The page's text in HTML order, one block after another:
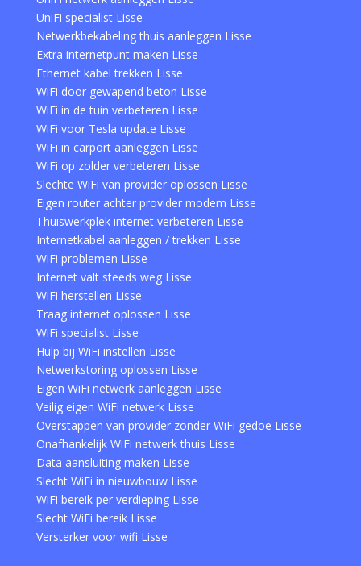
UniFi specialist Lisse
Netwerkbekabeling thuis aanleggen Lisse
Extra internetpunt maken Lisse
Ethernet kabel trekken Lisse
WiFi door gewapend beton Lisse
WiFi in de tuin verbeteren Lisse
WiFi voor Tesla update Lisse
WiFi in carport aanleggen Lisse
WiFi op zolder verbeteren Lisse
Slechte WiFi van provider oplossen Lisse
Eigen router achter provider modem Lisse
Thuiswerkplek internet verbeteren Lisse
Internetkabel aanleggen / trekken Lisse
WiFi problemen Lisse
Internet valt steeds weg Lisse
WiFi herstellen Lisse
Traag internet oplossen Lisse
WiFi specialist Lisse
Hulp bij WiFi instellen Lisse
Netwerkstoring oplossen Lisse
Eigen WiFi netwerk aanleggen Lisse
Veilig eigen WiFi netwerk Lisse
Overstappen van provider zonder WiFi gedoe Lisse
Onafhankelijk WiFi netwerk thuis Lisse
Data aansluiting maken Lisse
Slecht WiFi in nieuwbouw Lisse
WiFi bereik per verdieping Lisse
Slecht WiFi bereik Lisse
Versterker voor wifi Lisse